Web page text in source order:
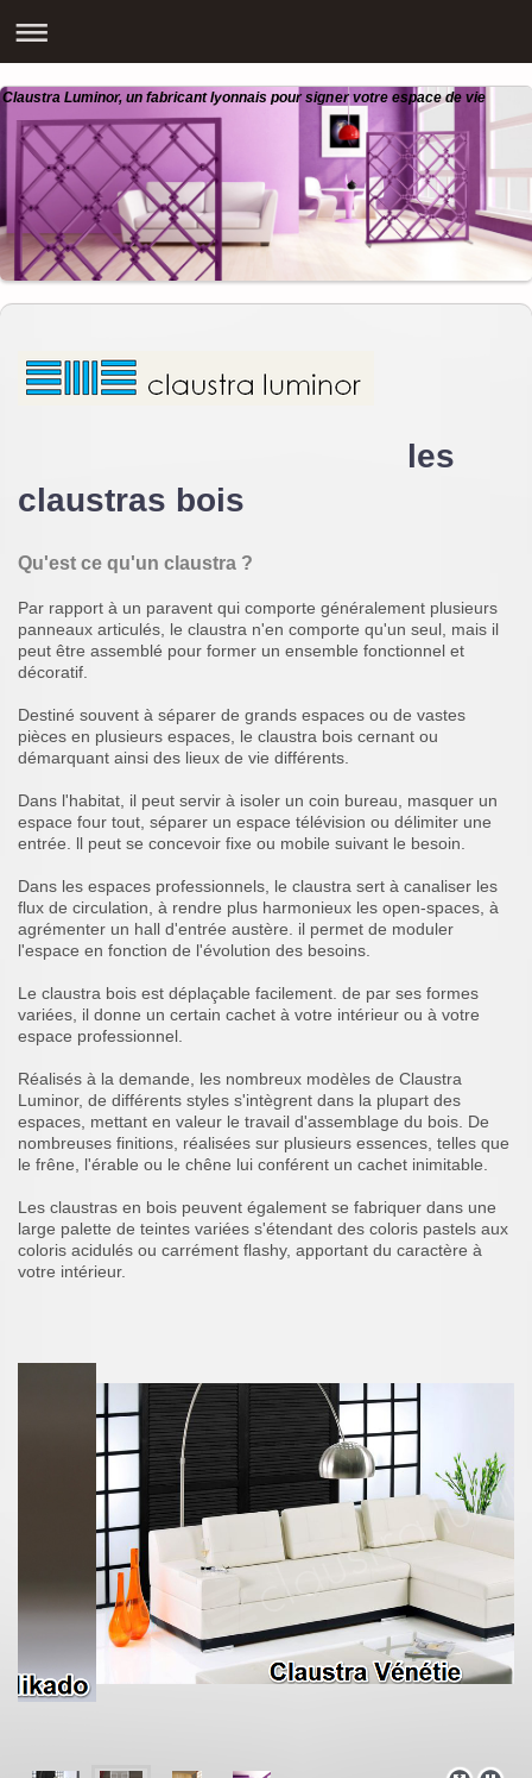
Claustra Luminor, un fabricant lyonnais pour signer votre espace de vie
les
claustras bois
Qu'est ce qu'un claustra ?
Par rapport à un paravent qui comporte généralement plusieurs
panneaux articulés, le claustra n'en comporte qu'un seul, mais il
peut être assemblé pour former un ensemble fonctionnel et
décoratif.
Destiné souvent à séparer de grands espaces ou de vastes
pièces en plusieurs espaces, le claustra bois cernant ou
démarquant ainsi des lieux de vie différents.
Dans l'habitat, il peut servir à isoler un coin bureau, masquer un
espace four tout, séparer un espace télévision ou délimiter une
entrée. ll peut se concevoir fixe ou mobile suivant le besoin.
Dans les espaces professionnels, le claustra sert à canaliser les
flux de circulation, à rendre plus harmonieux les open-spaces, à
agrémenter un hall d'entrée austère. il permet de moduler
l'espace en fonction de l'évolution des besoins.
Le claustra bois est déplaçable facilement. de par ses formes
variées, il donne un certain cachet à votre intérieur ou à votre
espace professionnel.
Réalisés à la demande, les nombreux modèles de Claustra
Luminor, de différents styles s'intègrent dans la plupart des
espaces, mettant en valeur le travail d'assemblage du bois. De
nombreuses finitions, réalisées sur plusieurs essences, telles que
le frêne, l'érable ou le chêne lui conférent un cachet inimitable.
Les claustras en bois peuvent également se fabriquer dans une
large palette de teintes variées s'étendant des coloris pastels aux
coloris acidulés ou carrément flashy, apportant du caractère à
votre intérieur.